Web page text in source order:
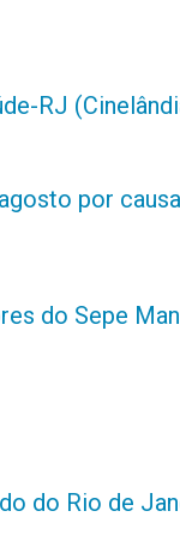
RJ
por
do Sepe
do Rio de